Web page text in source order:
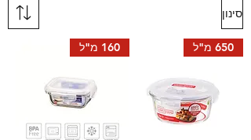
סינון
650 מ"ל 160 מ"ל